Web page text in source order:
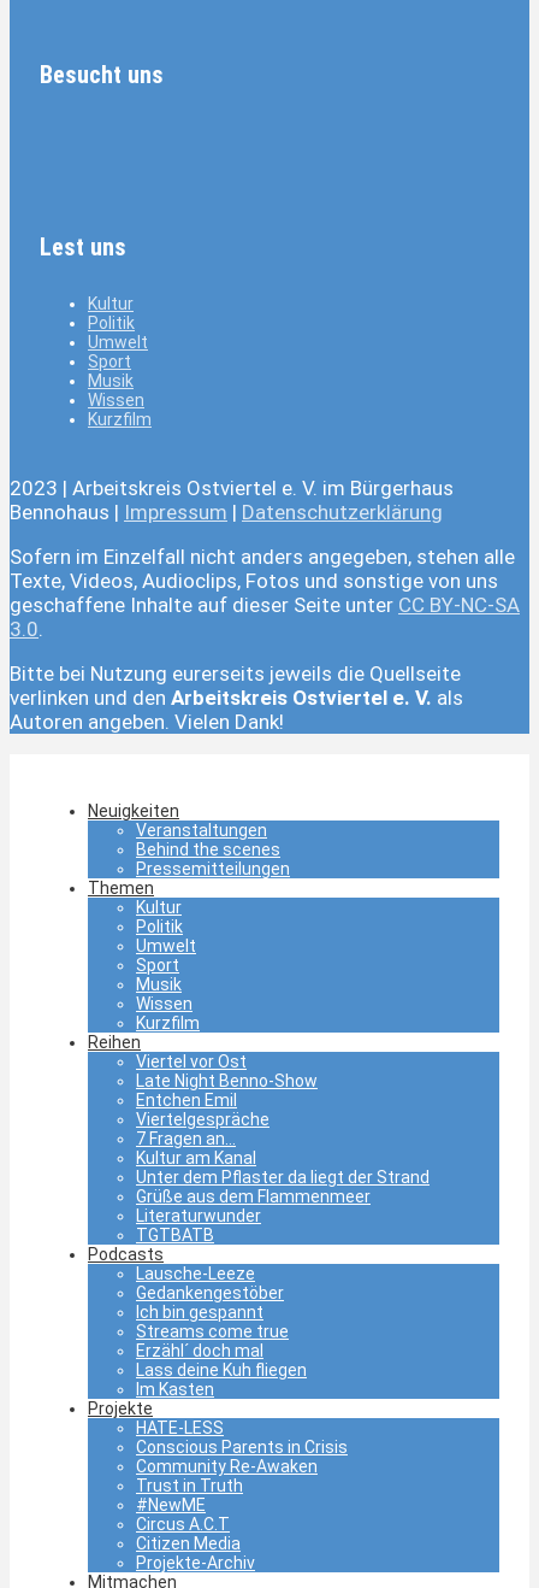
Besucht uns
Lest uns
Kultur
Politik
Umwelt
Sport
Musik
Wissen
Kurzfilm
2023 | Arbeitskreis Ostviertel e. V. im Bürgerhaus
Bennohaus | Impressum | Datenschutzerklärung
Sofern im Einzelfall nicht anders angegeben, stehen alle
Texte, Videos, Audioclips, Fotos und sonstige von uns
geschaffene Inhalte auf dieser Seite unter CC BY-NC-SA
3.0.
Bitte bei Nutzung eurerseits jeweils die Quellseite
verlinken und den Arbeitskreis Ostviertel e. V. als
Autoren angeben. Vielen Dank!
Neuigkeiten
Veranstaltungen
Behind the scenes
Pressemitteilungen
Themen
Kultur
Politik
Umwelt
Sport
Musik
Wissen
Kurzfilm
Reihen
Viertel vor Ost
Late Night Benno-Show
Entchen Emil
Viertelgespräche
7 Fragen an…
Kultur am Kanal
Unter dem Pflaster da liegt der Strand
Grüße aus dem Flammenmeer
Literaturwunder
TGTBATB
Podcasts
Lausche-Leeze
Gedankengestöber
Ich bin gespannt
Streams come true
Erzähl´ doch mal
Lass deine Kuh fliegen
Im Kasten
Projekte
HATE-LESS
Conscious Parents in Crisis
Community Re-Awaken
Trust in Truth
#NewME
Circus A.C.T
Citizen Media
Projekte-Archiv
Mitmachen